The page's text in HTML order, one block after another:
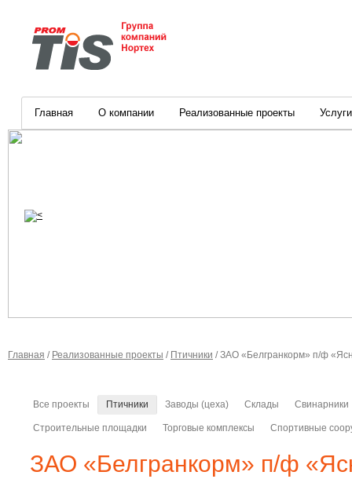
Главная О компании Реализованные проекты Услуги
Главная / Реализованные проекты / Птичники / ЗАО «Белгранкорм» п/ф
Все проекты Птичники Заводы (цеха) Склады Свинарники
Строительные площадки Торговые комплексы Спортивные
ЗАО «Белгранкорм» п/ф